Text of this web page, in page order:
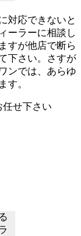
対応できないと
ーラーに相談し
すが他店で断ら
下さい。
さすが
ンでは、あらゆ
す。